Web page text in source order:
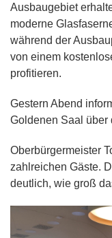
Ausbaugebiet
moderne
während der
von einem
profitieren.
Gestern Abend
Goldenen Saal über
Oberbürgermeister
zahlreichen Gäste.
deutlich, wie groß